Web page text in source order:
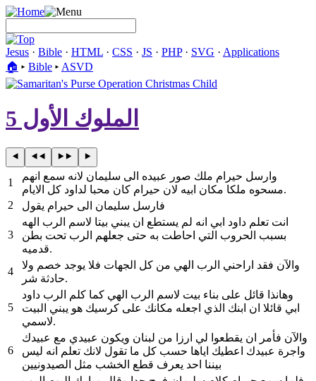
Jesus · Bible · HTML · CSS · JS · PHP· SVG · Applications
🏠︎ ▸ Bible ▸ ASVD
الملوك الأول 5
1
وارسل حيرام ملك صور عبيده الى سليمان لانه سمع انهم
مسحوه ملكا مكان ابيه لان حيرام كان محبا لداود كل الايام.
2
فارسل سليمان الى حيرام يقول
3
انت تعلم داود ابي انه لم يستطع ان يبني بيتا لاسم الرب الهه
بسبب الحروب التي احاطت به حتى جعلهم الرب تحت بطن
قدميه.
4
والآن فقد اراحني الرب الهي من كل الجهات فلا يوجد خصم ولا
حادثة شر.
5
وهانذا قائل على بناء بيت لاسم الرب الهي كما كلم الرب داود
ابي قائلا ان ابنك الذي اجعله مكانك على كرسيك هو يبني البيت
لاسمي.
6
والآن فأمر ان يقطعوا لي ارزا من لبنان ويكون عبيدي مع عبيدك
واجرة عبيدك اعطيك اياها حسب كل ما تقول لانك تعلم انه ليس
بيننا احد يعرف قطع الخشب مثل الصيدونيين